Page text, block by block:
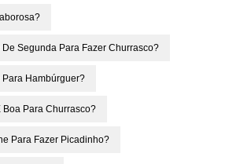
Segunda Para Fazer Churrasco?
Para Hambúrguer?
Para Churrasco?
Para Fazer Picadinho?